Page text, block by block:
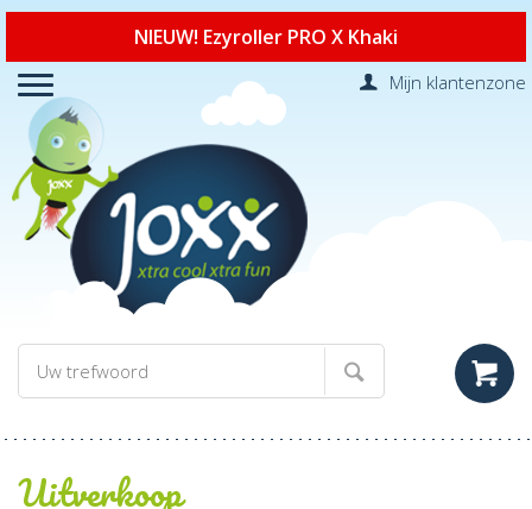
NIEUW! Ezyroller PRO X Khaki
Mijn klantenzone
Uitverkoop